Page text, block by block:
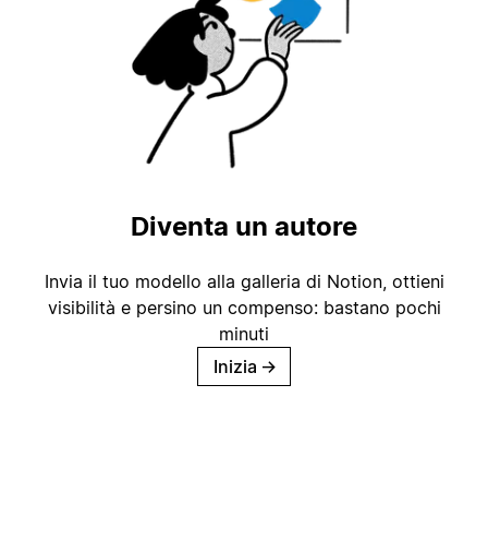
Diventa un autore
Invia il tuo modello alla galleria di Notion, ottieni
visibilità e persino un compenso: bastano pochi
minuti
Inizia →